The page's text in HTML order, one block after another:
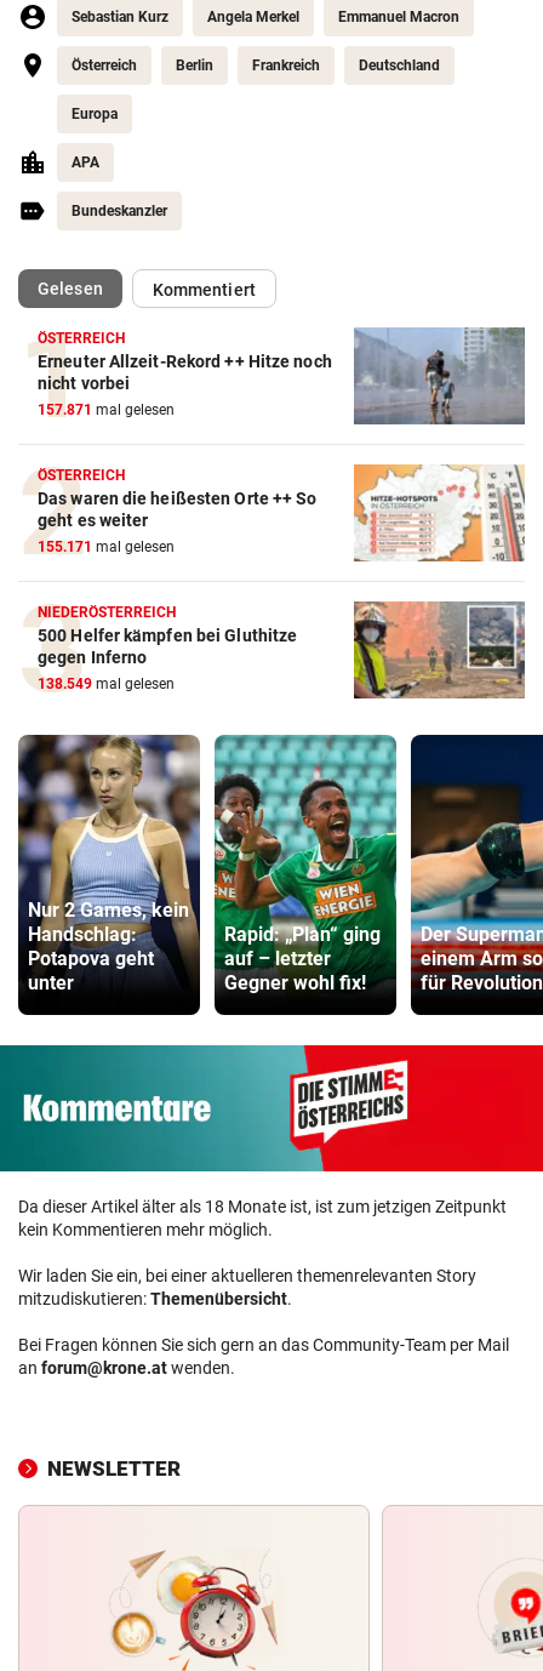
Sebastian Kurz Angela Merkel Emmanuel Macron
Österreich Berlin Frankreich Deutschland
Europa
APA
Bundeskanzler
Gelesen(ausgewählt)Kommentiert
ÖSTERREICH
Erneuter Allzeit-Rekord ++ Hitze noch
nicht vorbei
157.871 mal gelesen
ÖSTERREICH
Das waren die heißesten Orte ++ So
geht es weiter
155.171 mal gelesen
NIEDERÖSTERREICH
500 Helfer kämpfen bei Gluthitze
gegen Inferno
138.549 mal gelesen
Nur 2 Games, kein
Handschlag:
Potapova geht
unter
Rapid: „Plan“ ging
auf – letzter
Gegner wohl fix!
Der
einem Arm
für Revolution
Da dieser Artikel älter als 18 Monate ist, ist zum jetzigen Zeitpunkt
kein Kommentieren mehr möglich.
Wir laden Sie ein, bei einer aktuelleren themenrelevanten Story
mitzudiskutieren:Themenübersicht.
Bei Fragen können Sie sich gern an das Community-Team per Mail
an forum@krone.atwenden.
NEWSLETTER